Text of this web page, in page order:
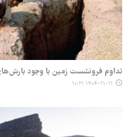
تداوم فرونشست زمین با وجود
۱۴۰۴-۱۱-۱۱ ۱۰:۲۱